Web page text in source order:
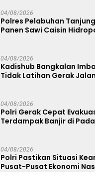
04/08/2026
Polres Pelabuhan
Panen Sawi Caisin
04/08/2026
Kadishub Bangkalan
Tidak Latihan Gerak
04/08/2026
Polri Gerak Cepat
Terdampak Banjir di
04/08/2026
Polri Pastikan Situasi
Pusat-Pusat Ekonomi